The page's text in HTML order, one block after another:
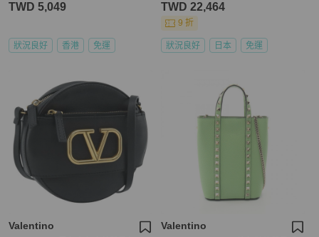
TWD 5,049
狀況良好 香港 免運
TWD 22,464
9 折
狀況良好 日本 免運
Valentino Valentino